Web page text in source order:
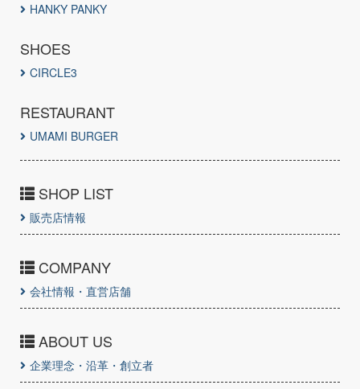
HANKY PANKY
SHOES
CIRCLE3
RESTAURANT
UMAMI BURGER
SHOP LIST
販売店情報
COMPANY
会社情報・直営店舗
ABOUT US
企業理念・沿革・創立者